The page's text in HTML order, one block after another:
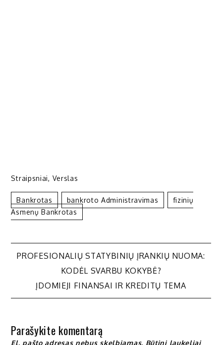
Straipsniai, Verslas
Bankrotas Bankroto Administravimas
Fizinių
Asmenų Bankrotas
Navigacija
tarp
PROFESIONALIŲ STATYBINIŲ ĮRANKIŲ NUOMA:
KODĖL SVARBU KOKYBĖ?
ĮDOMIEJI FINANSAI IR KREDITŲ TEMA
Parašykite komentarą
El. pašto adresas nebus skelbiamas. Būtini laukeliai